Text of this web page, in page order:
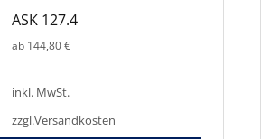
Die
Optionen
Produktseite
ASK 127.4
ab 144,80€
inkl. MwSt.
zzgl.Versandkosten